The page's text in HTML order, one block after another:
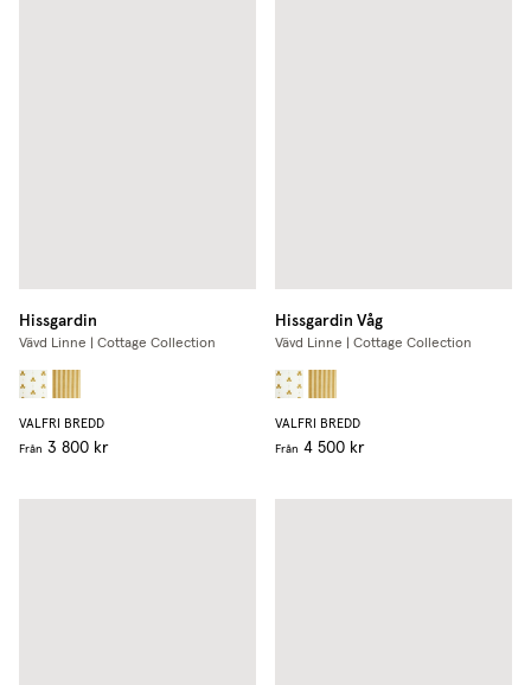
Hissgardin
Vävd Linne | Cottage Collection
VALFRI BREDD
Från 3 800 kr
Hissgardin Våg
Vävd Linne | Cottage Collection
VALFRI BREDD
Från 4 500 kr